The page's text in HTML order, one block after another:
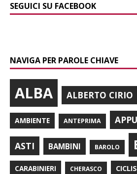
SEGUICI SU FACEBOOK
NAVIGA PER PAROLE CHIAVE
ALBA ALBERTO CIRIO
AMBIENTE ANTEPRIMA
ASTI BAMBINI BAROLO
CARABINIERI CHERASCO